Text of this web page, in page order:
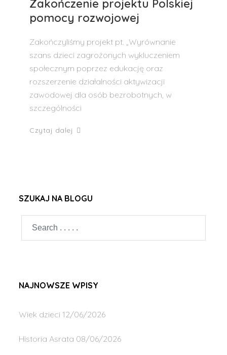
Zakończenie projektu Polskiej
pomocy rozwojowej
Zakończyliśmy projekt pt. „Wyrównanie
szans dzieci zagrożonych wykluczeniem
społecznym poprzez edukację oraz
rozszerzenie działalności aktywizacji
zawodowej dla osób bezrobotnych, w
szczególności
Czytaj dalej
SZUKAJ NA BLOGU
NAJNOWSZE WPISY
Wiek dzieci 12/06/2026
Historia Asrata 08/06/2026